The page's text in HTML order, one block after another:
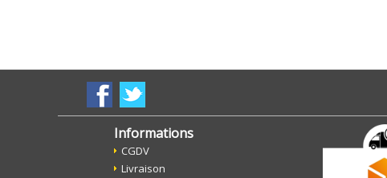
Informations
CGDV
Livraison